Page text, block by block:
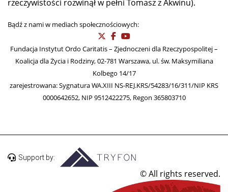
rzeczywistości rozwinął w pełni Tomasz z Akwinu).
Bądź z nami w mediach społecznościowych:
Fundacja Instytut Ordo Caritatis – Zjednoczeni dla Rzeczypospolitej –
Koalicja dla Życia i Rodziny, 02-781 Warszawa, ul. św. Maksymiliana
Kolbego 14/17
zarejestrowana: Sygnatura WA.XIII NS-REJ.KRS/54283/16/311/NIP KRS
0000642652, NIP 9512422275, Regon 365803710
Support by:
© All rights reserved.